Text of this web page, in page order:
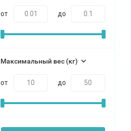
от до
Максимальный вес (кг)
от до